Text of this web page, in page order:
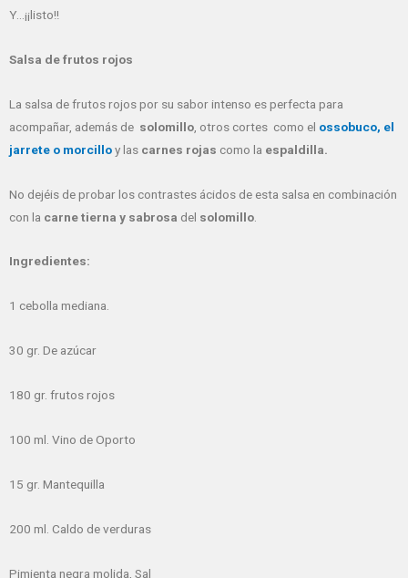
Y…¡¡listo!!
Salsa de frutos rojos
La salsa de frutos rojos por su sabor intenso es perfecta para
acompañar, además de solomillo , otros cortes como el ossobuco, el
jarrete o morcilloy las carnes rojas como la espaldilla.
No dejéis de probar los contrastes ácidos de esta salsa en combinación
con la carne tierna y sabrosa del solomillo
Ingredientes:
1 cebolla mediana.
30 gr. De azúcar
180 gr. frutos rojos
100 ml. Vino de Oporto
15 gr. Mantequilla
200 ml. Caldo de verduras
Pimienta negra molida, Sal